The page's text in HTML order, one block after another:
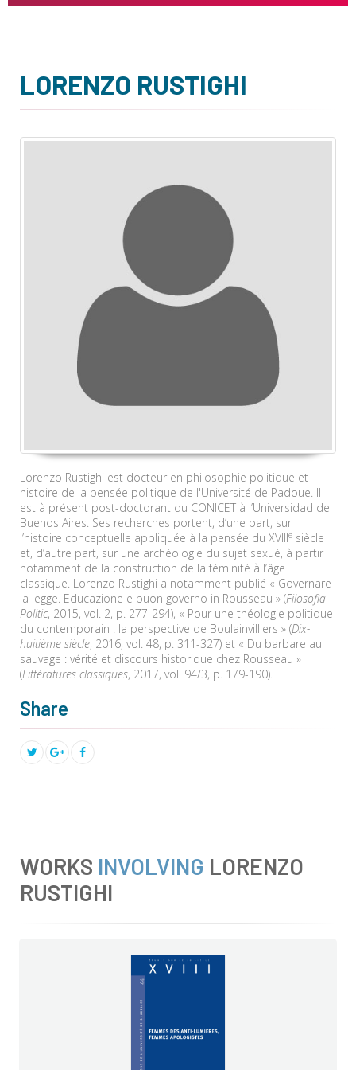
LORENZO RUSTIGHI
Lorenzo Rustighi est docteur en philosophie politique et
histoire de la pensée politique de l'Université de Padoue. Il
est à présent post-doctorant du CONICET à l’Universidad de
Buenos Aires. Ses recherches portent, d’une part, sur
l’histoire conceptuelle appliquée à la pensée du XVIIIe siècle
et, d’autre part, sur une archéologie du sujet sexué, à partir
notamment de la construction de la féminité à l’âge
classique. Lorenzo Rustighi a notamment publié « Governare
la legge. Educazione e buon governo in Rousseau » (Filosofia
Politic, 2015, vol. 2, p. 277-294), « Pour une théologie politique
du contemporain : la perspective de Boulainvilliers » (Dix-
huitième siècle, 2016, vol. 48, p. 311-327) et « Du barbare au
sauvage : vérité et discours historique chez Rousseau »
(Littératures classiques, 2017, vol. 94/3, p. 179-190).
Share
WORKS INVOLVING LORENZO
RUSTIGHI